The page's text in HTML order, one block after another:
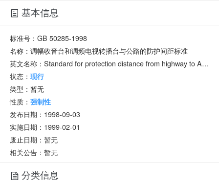
基本信息
标准号： GB 50285-1998
名称： 调幅收音台和调频电视转播台与公路的防护间距标准
英文名称： Standard for protection distance from highway to AM, FM and TV rebroadcasting stations
状态： 现行
类型： 暂无
性质： 强制性
发布日期： 1998-09-03
实施日期： 1999-02-01
废止日期： 暂无
相关公告：暂无
分类信息